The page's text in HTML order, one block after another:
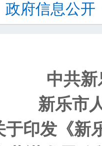
政府信息公开
中共
新乐市
于印发《新